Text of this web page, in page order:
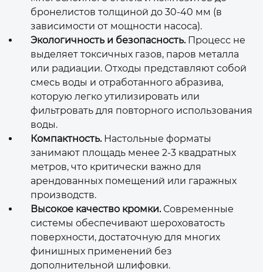
бронелистов толщиной до 30-40 мм (в
зависимости от мощности насоса).
Экологичность и безопасность.Процесс не
выделяет токсичных газов, паров металла
или радиации. Отходы представляют собой
смесь воды и отработанного абразива,
которую легко утилизировать или
фильтровать для повторного использования
воды.
Компактность.Настольные форматы
занимают площадь менее 2-3 квадратных
метров, что критически важно для
арендованных помещений или гаражных
производств.
Высокое качество кромки.Современные
системы обеспечивают шероховатость
поверхности, достаточную для многих
финишных применений без
дополнительной шлифовки.